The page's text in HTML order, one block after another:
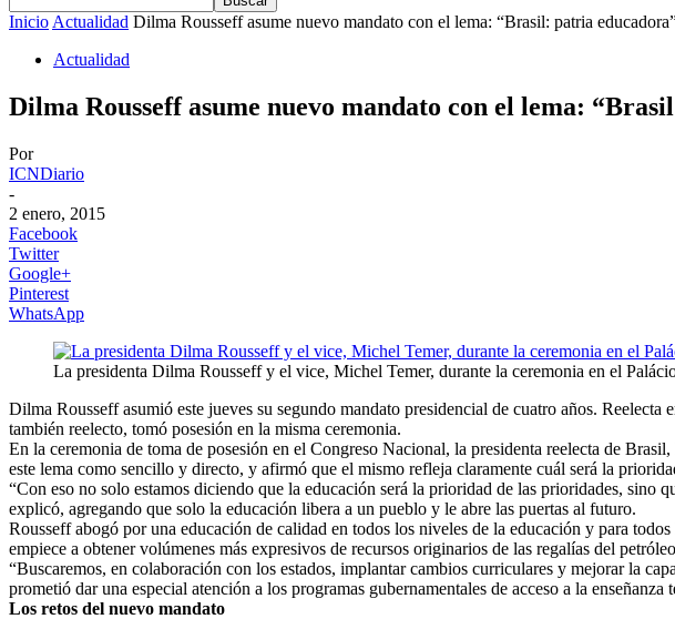
InicioActualidad Dilma Rousseff asume nuevo mandato con el lema: “Brasil: patria
Actualidad
Dilma Rousseff asume nuevo mandato con el lema:
Por
ICNDiario
-
2 enero, 2015
Facebook
Twitter
Google+
Pinterest
WhatsApp
La presidenta Dilma Rousseff y el vice, Michel Temer, durante la ceremonia en el
Dilma Rousseff asumió este jueves su segundo mandato presidencial de cuatro años.
también reelecto, tomó posesión en la misma ceremonia.
En la ceremonia de toma de posesión en el Congreso Nacional, la presidenta reelecta de
este lema como sencillo y directo, y afirmó que el mismo refleja claramente cuál será la
“Con eso no solo estamos diciendo que la educación será la prioridad de las prioridades, sino
explicó, agregando que solo la educación libera a un pueblo y le abre las puertas al futuro.
Rousseff abogó por una educación de calidad en todos los niveles de la educación y para
empiece a obtener volúmenes más expresivos de recursos originarios de las regalías del
“Buscaremos, en colaboración con los estados, implantar cambios curriculares y mejorar la
prometió dar una especial atención a los programas gubernamentales de acceso a la
Los retos del nuevo mandato